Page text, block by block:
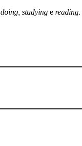
doing, studying e reading.